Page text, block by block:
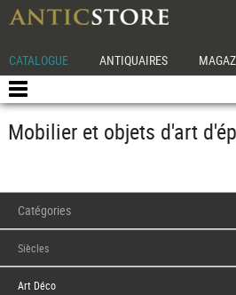
CATALOGUE ANTIQUAIRES
Mobilier et objets d'art
Catégories
Siècles
Art Déco